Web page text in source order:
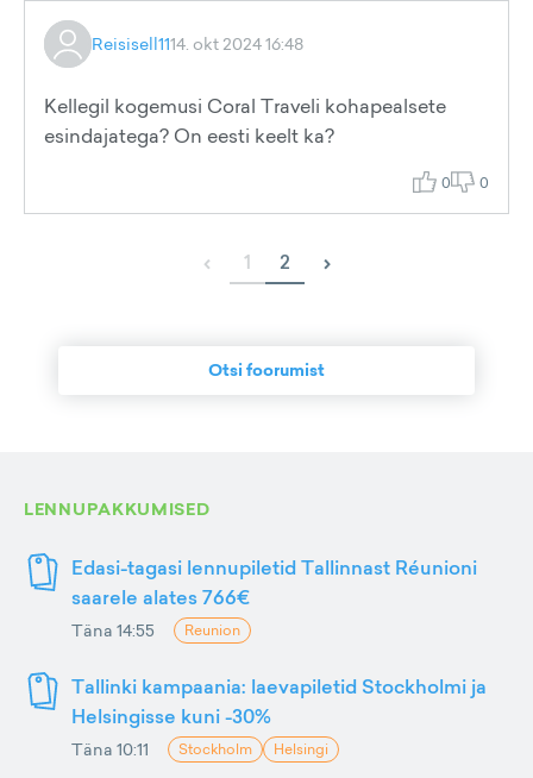
Reisisell1114. okt 2024 16:48
Kellegil kogemusi Coral Traveli kohapealsete
esindajatega? On eesti keelt ka?
0 0
‹ 1 2 ›
Otsi foorumist
LENNUPAKKUMISED
Edasi-tagasi lennupiletid Tallinnast Réunioni
saarele alates 766€
Täna 14:55 Reunion
Tallinki kampaania: laevapiletid Stockholmi ja
Helsingisse kuni -30%
Täna 10:11 Stockholm Helsingi